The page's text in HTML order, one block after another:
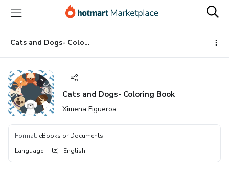
main
content
Cats and Dogs- Coloring Book
Cats and Dogs- Coloring Book
Ximena Figueroa
Format: eBooks or Documents
Language: English